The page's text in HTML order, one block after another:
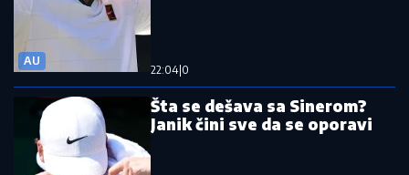
AU
22:04 0
Šta se dešava sa Sinerom?
Janik čini sve da se oporavi